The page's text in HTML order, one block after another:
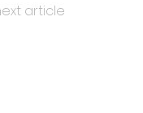
article